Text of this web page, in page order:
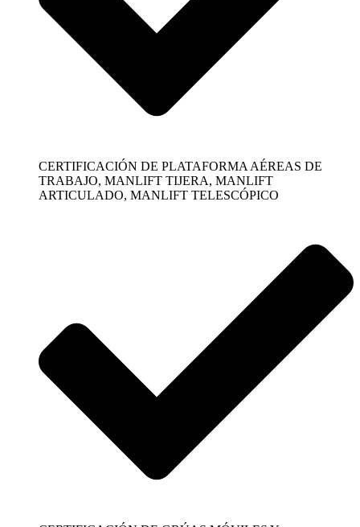
CERTIFICACIÓN DE PLATAFORMA AÉREAS DE
TRABAJO, MANLIFT TIJERA, MANLIFT
ARTICULADO, MANLIFT TELESCÓPICO